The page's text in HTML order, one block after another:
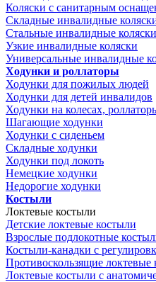
Коляски с санитарным
Складные инвалидные
Стальные инвалидные коляски
Узкие инвалидные коляски
Универсальные инвалидные
Ходунки и роллаторы
Ходунки для пожилых людей
Ходунки для детей инвалидов
Ходунки на колесах,
Шагающие ходунки
Ходунки с сиденьем
Складные ходунки
Ходунки под локоть
Немецкие ходунки
Недорогие ходунки
Костыли
Локтевые костыли
Детские локтевые костыли
Взрослые подлокотные
Костыли-канадки с
Противоскользящие локтевые
Локтевые костыли с